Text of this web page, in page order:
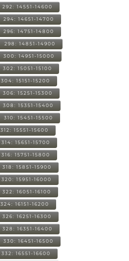
292: 14551-14600
294: 14651-14700
296: 14751-14800
298: 14851-14900
300: 14951-15000
302: 15051-15100
304: 15151-15200
306: 15251-15300
308: 15351-15400
310: 15451-15500
312: 15551-15600
314: 15651-15700
316: 15751-15800
318: 15851-15900
320: 15951-16000
322: 16051-16100
324: 16151-16200
326: 16251-16300
328: 16351-16400
330: 16451-16500
332: 16551-16600